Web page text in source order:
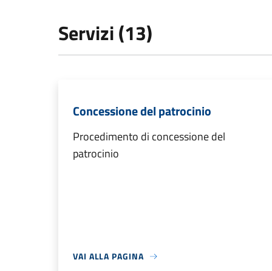
Servizi (13)
Concessione del patrocinio
Procedimento di concessione del
patrocinio
VAI ALLA PAGINA